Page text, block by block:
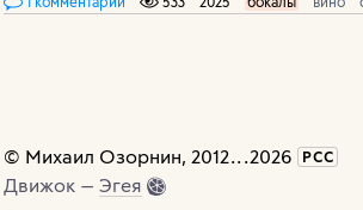
© Михаил Озорнин, 2012...2026 РСС
Движок —Эгея